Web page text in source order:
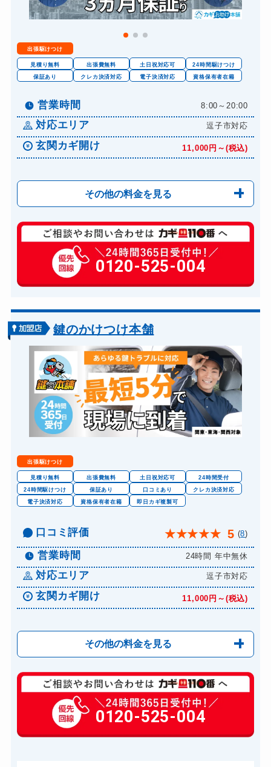
金庫カギ修理 11,000円～(税込)
ロッカーカギ開け 8,800円～(税込)
ドアノブカギ開け 10,780円～(税込)
ドアノブカギ作成 8,800円～(税込)
ドアノブカギ交換 11,000円～(税込)
出張駆けつけ
見積り無料 出張費無料 土日祝対応可
24時間駆けつけ
保証あり
クレカ決済対応 電子決済対応 資格保有者在籍
営業時間 8:00～20:00
対応エリア 逗子市対応
玄関カギ開け 11,000円～(税込)
その他の料金を見る
玄関カギ修理 6,600円～(税込)
玄関カギ作成 14,300円～(税込)
玄関カギ交換 14,300円～(税込)
バイクカギ開け
バイクカギ作成 16,500円～(税込)
スーツケースカギ開け 8,800円～(税込)
金庫カギ開け 14,300円～(税込)
金庫カギ交換 11,000円～(税込)
ロッカーカギ開け 8,800円～(税込)
ドアノブカギ作成 8,800円～(税込)
ドアノブカギ交換 11,000円～(税込)
0120-525-004
鍵のかけつけ本舗
出張駆けつけ
見積り無料 出張費無料 土日祝対応可
24時間受付
24時間駆けつけ
保証あり 口コミあり
クレカ決済対応
電子決済対応
資格保有者在籍 即日カギ複製可
口コミ評価 ★★★★★ 5 (8)
営業時間 24時間 年中無休
対応エリア 逗子市対応
玄関カギ開け 11,000円～(税込)
その他の料金を見る
玄関カギ修理 6,600円～(税込)
玄関カギ作成 14,300円～(税込)
玄関カギ交換 14,300円～(税込)
0120-525-004